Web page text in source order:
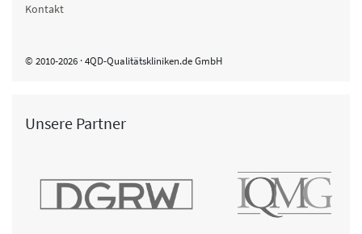
Kontakt
© 2010-2026 · 4QD-Qualitätskliniken.de GmbH
Unsere Partner